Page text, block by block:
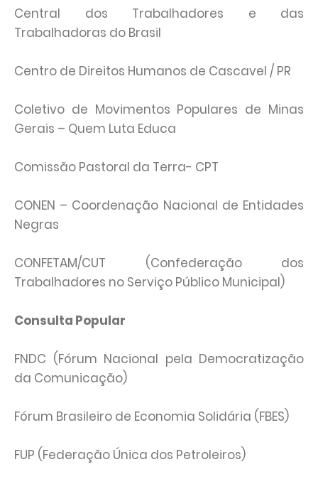
Central dos Trabalhadores e das
Trabalhadoras do Brasil
Centro de Direitos Humanos de Cascavel / PR
Coletivo de Movimentos Populares de Minas
Gerais – Quem Luta Educa
Comissão Pastoral da Terra- CPT
CONEN – Coordenação Nacional de Entidades
Negras
CONFETAM/CUT (Confederação dos
Trabalhadores no Serviço Público Municipal)
Consulta Popular
FNDC (Fórum Nacional pela Democratização
da Comunicação)
Fórum Brasileiro de Economia Solidária (FBES)
FUP (Federação Única dos Petroleiros)